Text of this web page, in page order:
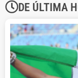
DE ÚLTIMA